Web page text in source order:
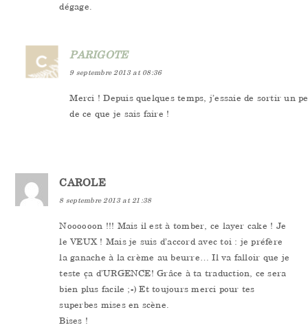
dégage.
PARIGOTE
9 septembre 2013 at 08:36
Merci ! Depuis quelques temps, j’essaie de sortir un
de ce que je sais faire !
CAROLE
8 septembre 2013 at 21:38
Noooooon !!! Mais il est à tomber, ce layer cake ! Je
le VEUX ! Mais je suis d’accord avec toi : je préfère
la ganache à la crème au beurre… Il va falloir que je
teste ça d’URGENCE! Grâce à ta traduction, ce sera
bien plus facile ;-) Et toujours merci pour tes
superbes mises en scène.
Bises !